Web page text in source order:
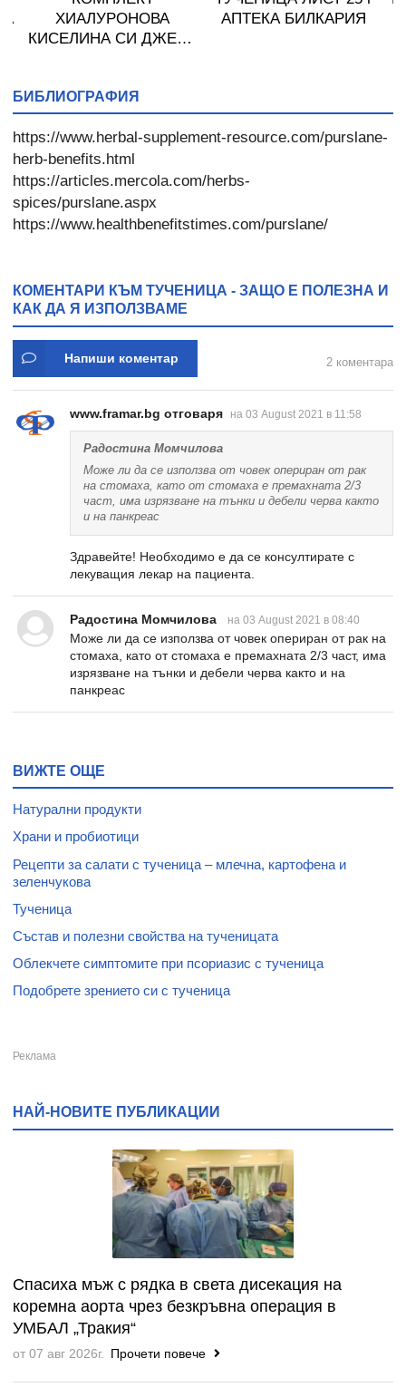
ХИАЛУРОНОВА
КИСЕЛИНА СИ ДЖЕЛИ
АПТЕКА БИЛКАРИЯ
БИБЛИОГРАФИЯ
https://www.herbal-supplement-resource.com/purslane-
herb-benefits.html
https://articles.mercola.com/herbs-
spices/purslane.aspx
https://www.healthbenefitstimes.com/purslane/
КОМЕНТАРИ КЪМ ТУЧЕНИЦА - ЗАЩО Е ПОЛЕЗНА И
КАК ДА Я ИЗПОЛЗВАМЕ
Напиши коментар 2 коментара
www.framar.bg отговаря на 03 August 2021 в 11:58
Радостина Момчилова
Може ли да се използва от човек опериран от рак
на стомаха, като от стомаха е премахната 2/3
част, има изрязване на тънки и дебели черва както
и на панкреас
Здравейте! Необходимо е да се консултирате с
лекуващия лекар на пациента.
Радостина Момчилова на 03 August 2021 в 08:40
Може ли да се използва от човек опериран от рак на
стомаха, като от стомаха е премахната 2/3 част, има
изрязване на тънки и дебели черва както и на
панкреас
ВИЖТЕ ОЩЕ
Натурални продукти
Храни и пробиотици
Рецепти за салати с тученица – млечна, картофена и
зеленчукова
Тученица
Състав и полезни свойства на тученицата
Облекчете симптомите при псориазис с тученица
Подобрете зрението си с тученица
НАЙ-НОВИТЕ ПУБЛИКАЦИИ
Спасиха мъж с рядка в света дисекация на
коремна аорта чрез безкръвна операция в
УМБАЛ „Тракия“
от 07 авг 2026г. Прочети повече